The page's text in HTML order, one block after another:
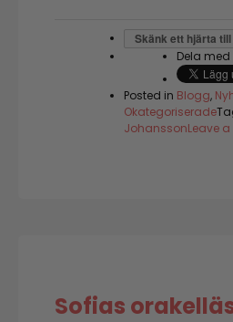
Skänk ett hjärta
Dela
Posted in Blogg,
Okategoriserade
JohanssonLeave
Sofias